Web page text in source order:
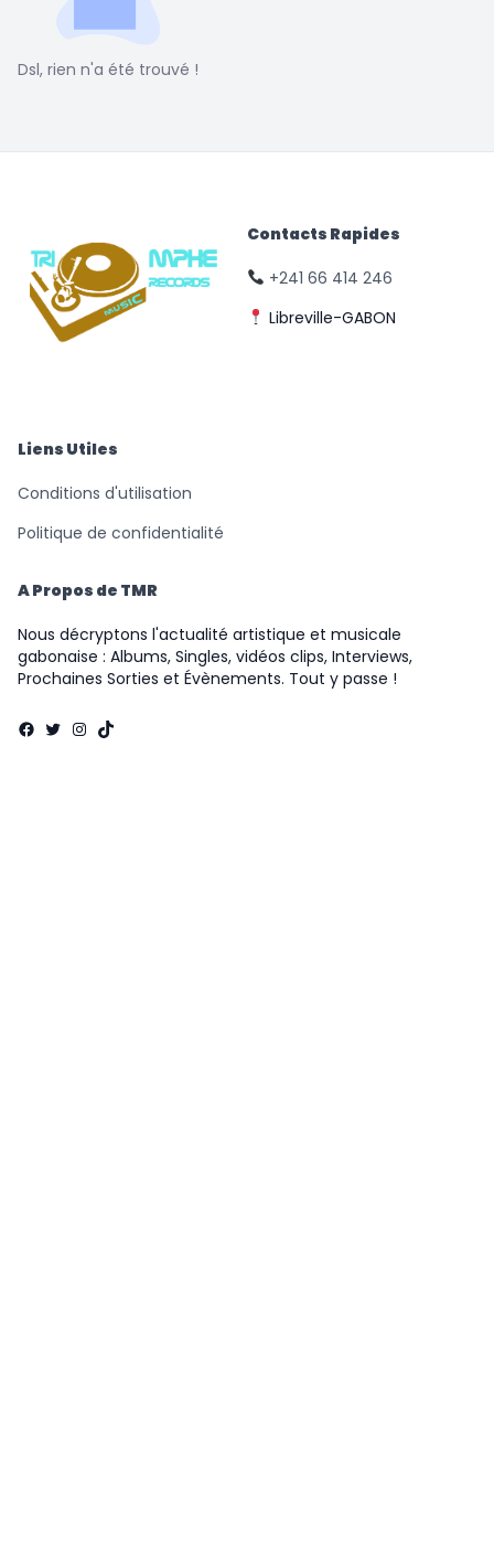
Dsl, rien n'a été trouvé !
Contacts Rapides
+241 66 414 246
Libreville-GABON
Liens Utiles
Conditions d'utilisation
Politique de confidentialité
A Propos de TMR
Nous décryptons l'actualité artistique et musicale
gabonaise : Albums, Singles, vidéos clips, Interviews,
Prochaines Sorties et Évènements. Tout y passe !
Facebook
Twitter
Instagram
TikTok